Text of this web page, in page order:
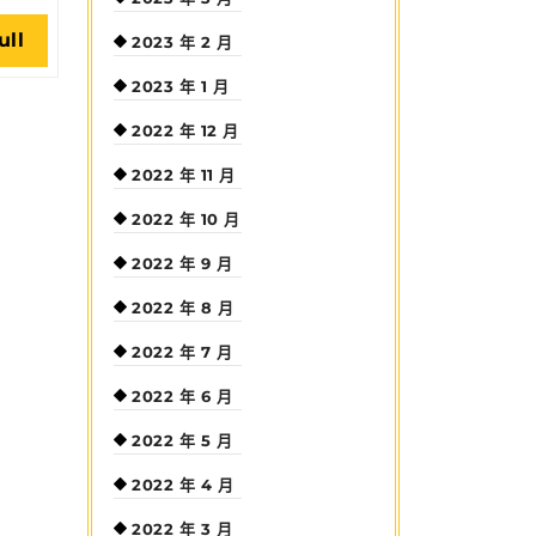
Read
Full
2023 年 2 月
2023 年 1 月
2022 年 12 月
2022 年 11 月
2022 年 10 月
2022 年 9 月
2022 年 8 月
2022 年 7 月
2022 年 6 月
2022 年 5 月
2022 年 4 月
2022 年 3 月